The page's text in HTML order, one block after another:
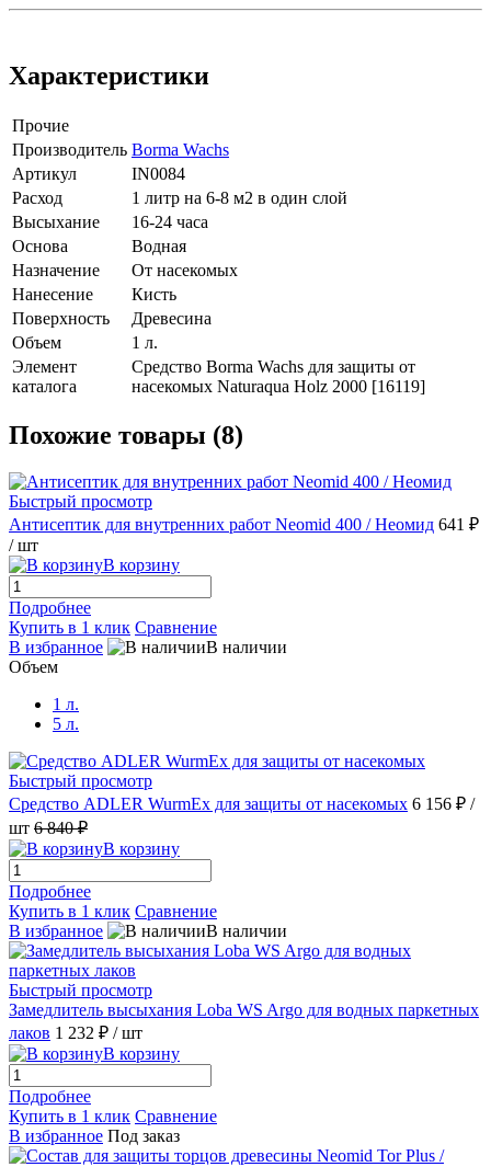
Характеристики
Прочие
Производитель Borma Wachs
Артикул
IN0084
Расход
1 литр на 6-8 м2 в один слой
Высыхание
16-24 часа
Основа
Водная
Назначение
От насекомых
Нанесение
Кисть
Поверхность
Древесина
Объем
1 л.
Элемент
каталога
Средство Borma Wachs для защиты от
насекомых Naturaqua Holz 2000 [16119]
Похожие товары (8)
Быстрый просмотр
Антисептик для внутренних работ Neomid 400 / Неомид 641 ₽
/ шт
В корзину
Подробнее
Купить в 1 клик Сравнение
В избранное
В наличии
Объем
1 л.
5 л.
Быстрый просмотр
Средство ADLER WurmEx для защиты от насекомых 6 156 ₽ /
шт 6 840 ₽
В корзину
Подробнее
Купить в 1 клик Сравнение
В избранное
В наличии
Быстрый просмотр
Замедлитель высыхания Loba WS Argo для водных паркетных
лаков 1 232 ₽ / шт
В корзину
Подробнее
Купить в 1 клик Сравнение
В избранное Под заказ